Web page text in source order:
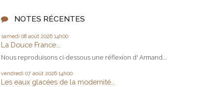
NOTES RÉCENTES
samedi 08 août 2026 14h00
La Douce France...
Nous reproduisons ci-dessous une réflexion d' Armand...
vendredi 07 août 2026 14h00
Les eaux glacées de la modernité...